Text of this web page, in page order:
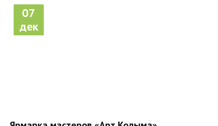
07
дек